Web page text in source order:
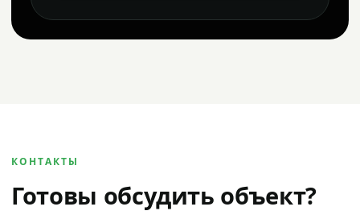
КОНТАКТЫ
Готовы обсудить объект?